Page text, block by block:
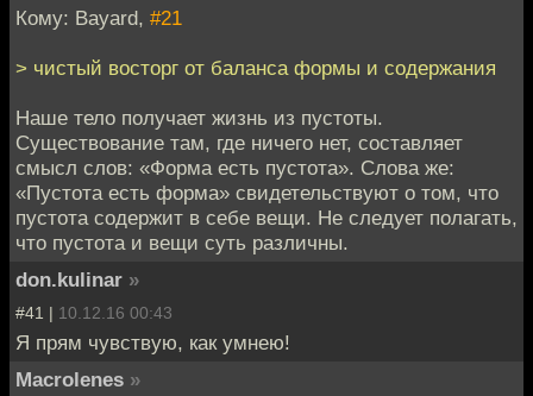
Кому: Bayard, #21
> чистый восторг от баланса формы и содержания
Наше тело получает жизнь из пустоты.
Существование там, где ничего нет, составляет
смысл слов: «Форма есть пустота». Слова же:
«Пустота есть форма» свидетельствуют о том, что
пустота содержит в себе вещи. Не следует полагать,
что пустота и вещи суть различны.
don.kulinar »
#41 | 10.12.16 00:43
Я прям чувствую, как умнею!
Macrolenes »